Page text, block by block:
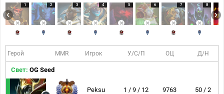
1 2 3 4 5 6 7 8
Герой MMR Игрок У/С/П ОЦ Д/Н
Свет: OG Seed
Peksu 1 / 9 / 12 9763 50 / 2